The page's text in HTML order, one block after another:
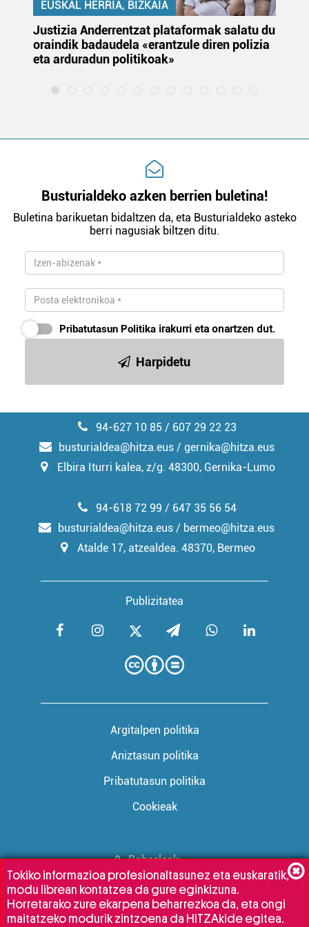
EUSKAL HERRIA, BIZKAIA
Justizia Anderrentzat plataformak salatu du
oraindik badaudela «erantzule diren polizia
eta arduradun politikoak»
Busturialdeko azken berrien buletina!
Buletina barikuetan bidaltzen da, eta Busturialdeko asteko
berri nagusiak biltzen ditu.
Pribatutasun Politika irakurri eta onartzen dut.
Harpidetu
94-627 10 85 / 607 29 22 23
busturialdea@hitza.eus / gernika@hitza.eus
Elbira Iturri kalea, z/g. 48300, Gernika-Lumo
Publizitatea
94-618 72 99 / 647 35 56 54
busturialdea@hitza.eus / bermeo@hitza.eus
Atalde 17, atzealdea. 48370, Bermeo
Argitalpen politika
Aniztasun politika
Pribatutasun politika
Cookieak
Babesleak:
Tokiko informazioa profesionaltasunez eta euskaratik,
modu librean kontatzea da gure eginkizuna.
Horretarako zure ekarpena beharrezkoa da, eta ongi
maitatzeko modurik zintzoena da HITZAkide egitea.